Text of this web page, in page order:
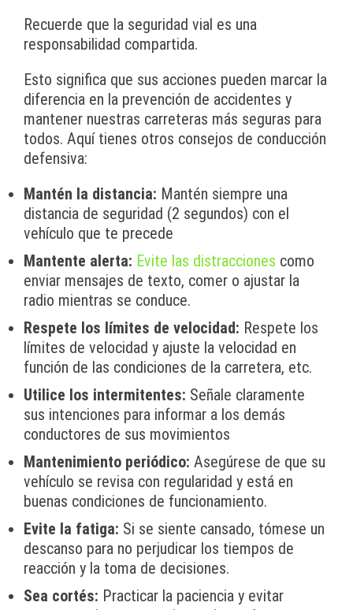
Recuerde que la seguridad vial es una
responsabilidad compartida.
Esto significa que sus acciones pueden marcar la
diferencia en la prevención de accidentes y
mantener nuestras carreteras más seguras para
todos. Aquí tienes otros consejos de conducción
defensiva:
Mantén la distancia: Mantén siempre una
distancia de seguridad (2 segundos) con el
vehículo que te precede
Mantente alerta: Evite las distracciones como
enviar mensajes de texto, comer o ajustar la
radio mientras se conduce.
Respete los límites de velocidad: Respete los
límites de velocidad y ajuste la velocidad en
función de las condiciones de la carretera, etc.
Utilice los intermitentes: Señale claramente
sus intenciones para informar a los demás
conductores de sus movimientos
Mantenimiento periódico: Asegúrese de que su
vehículo se revisa con regularidad y está en
buenas condiciones de funcionamiento.
Evite la fatiga: Si se siente cansado, tómese un
descanso para no perjudicar los tiempos de
reacción y la toma de decisiones.
Sea cortés: Practicar la paciencia y evitar